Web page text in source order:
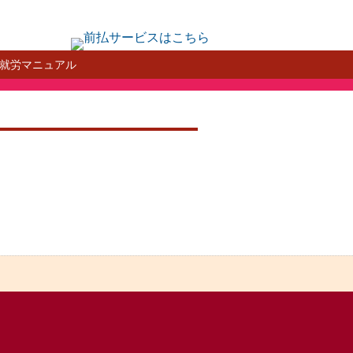
労マニュアル